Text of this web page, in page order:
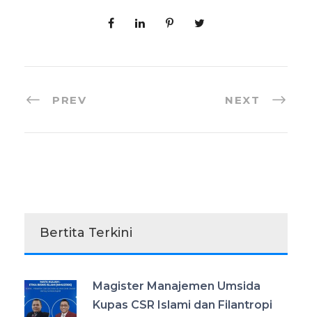
PREV NEXT
Bertita Terkini
Magister Manajemen Umsida
Kupas CSR Islami dan Filantropi